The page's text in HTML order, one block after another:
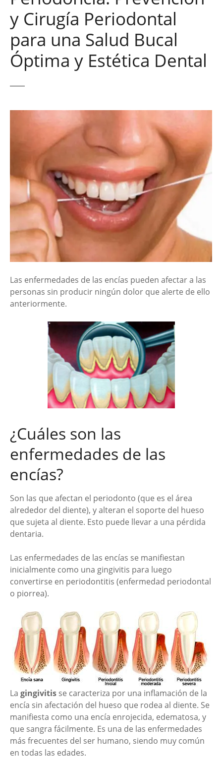
y Cirugía Periodontal
para una Salud Bucal
Óptima y Estética Dental
Las enfermedades de las encías pueden afectar a las
personas sin producir ningún dolor que alerte de ello
anteriormente.
¿Cuáles son las
enfermedades de las
encías?
Son las que afectan el periodonto (que es el área
alrededor del diente), y alteran el soporte del hueso
que sujeta al diente. Esto puede llevar a una pérdida
dentaria.
Las enfermedades de las encías se manifiestan
inicialmente como una gingivitis para luego
convertirse en periodontitis (enfermedad periodontal
o piorrea).
La gingivitis se caracteriza por una inflamación de la
encía sin afectación del hueso que rodea al diente. Se
manifiesta como una encía enrojecida, edematosa, y
que sangra fácilmente. Es una de las enfermedades
más frecuentes del ser humano, siendo muy común
en todas las edades.